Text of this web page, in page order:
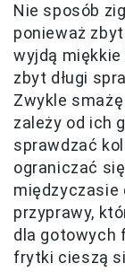
Nie sposób
ponieważ
wyjdą
zbyt długi
Zwykle
zależy od ich
sprawdzać
ograniczać
międzyczasie
przyprawy,
dla gotowych
frytki cieszą